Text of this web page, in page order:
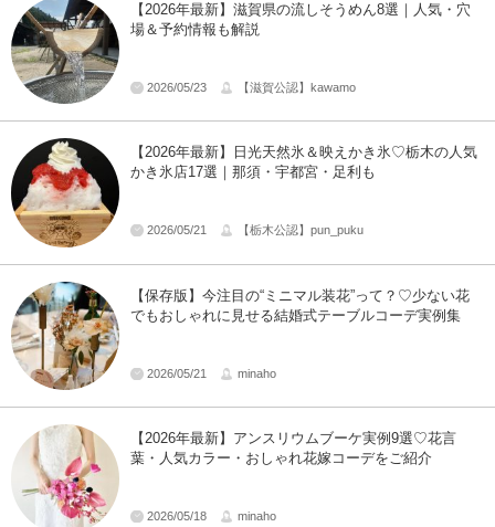
【2026年最新】滋賀県の流しそうめん8選｜人気・穴
場＆予約情報も解説
2026/05/23 【滋賀公認】kawamo
【2026年最新】日光天然氷＆映えかき氷♡栃木の人気
かき氷店17選｜那須・宇都宮・足利も
2026/05/21 【栃木公認】pun_puku
【保存版】今注目の“ミニマル装花”って？♡少ない花
でもおしゃれに見せる結婚式テーブルコーデ実例集
2026/05/21 minaho
【2026年最新】アンスリウムブーケ実例9選♡花言
葉・人気カラー・おしゃれ花嫁コーデをご紹介
2026/05/18 minaho